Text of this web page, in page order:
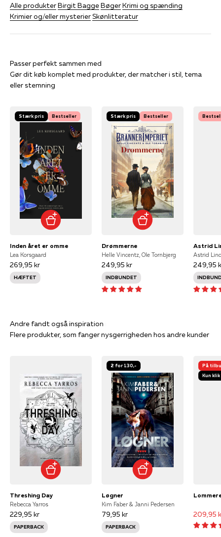
Alle produkterBirgit BaggeBøgerKrimi og spænding
Krimier og/eller mysterierSkønlitteratur
Gør dit køb komplet med produkter, der matcher i stil, tema
eller stemning
Stærk pris Bestseller
Inden året er omme
Lea Korsgaard
269,95 kr
HÆFTET
Stærk pris Bestseller
Drømmerne
Helle Vincentz, Ole Tornbjerg
249,95 kr
INDBUNDET
Astrid
249,95
Flere produkter, som fanger nysgerrigheden hos andre kunder
Threshing Day
Rebecca Yarros
229,95 kr
PAPERBACK
2 for 130,-
Løgner
Kim Faber & Janni Pedersen
79,95 kr
PAPERBACK
På
Kun
209,95